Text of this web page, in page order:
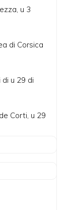
u 3
di Corsica
di u 29 di
Corti, u 29